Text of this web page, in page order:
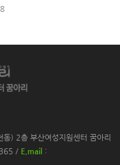
) 2층 부산여성지원센터 꿈아리
/ E.mail :